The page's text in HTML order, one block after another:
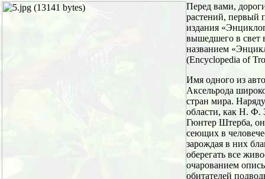
Перед вами,
растений, первый
издания
вышедшего в
названием
(Encyclopedia of
Имя одного из
Аксельрода
стран мира.
области, как Н. Ф.
Гюнтер Штерба,
сеющих в
зарождая в них
оберегать все
очарованием
обитателей